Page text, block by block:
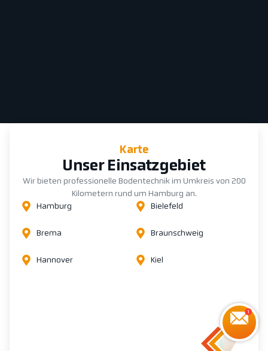
Karte
Unser Einsatzgebiet
Wir bieten professionelle Bodentechnik im Umkreis von 200
Kilometern rund um Hamburg an.
Hamburg
Brema
Hannover
Bielefeld
Braunschweig
Kiel